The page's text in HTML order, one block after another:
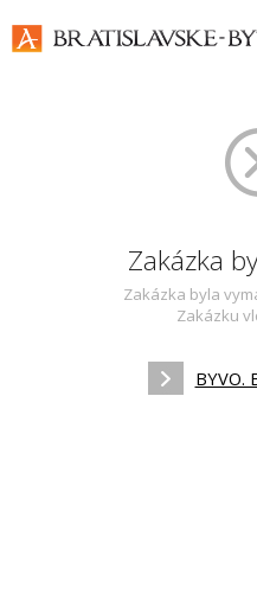
Zakázka
Zakázka byla
Zakázku
BYVO.